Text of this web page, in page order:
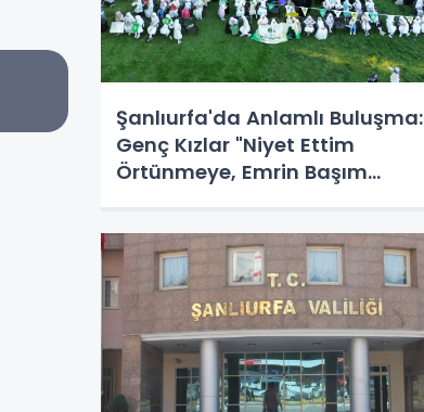
Şanlıurfa'da Anlamlı Buluşma:
Genç Kızlar "Niyet Ettim
Örtünmeye, Emrin Başım